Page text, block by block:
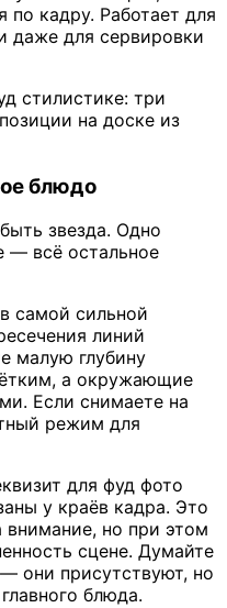
по кадру. Работает для
даже для сервировки
стилистике: три
на доске из
блюдо
звезда. Одно
— всё остальное
самой сильной
линий
малую глубину
а окружающие
Если снимаете на
режим для
для фуд фото
у краёв кадра. Это
внимание, но при этом
сцене. Думайте
они присутствуют, но
блюда.